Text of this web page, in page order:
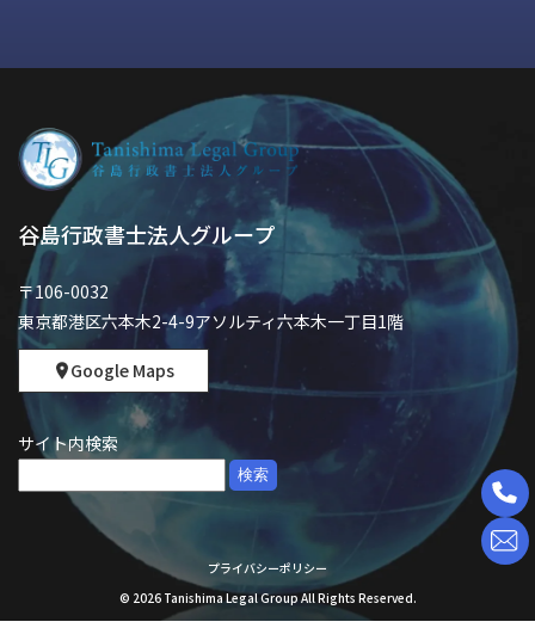
谷島行政書士法人グループ
〒106-0032
東京都港区六本木2-4-9アソルティ六本木一丁目1階
Google Maps
サイト内検索
プライバシーポリシー
© 2026Tanishima Legal Group All Rights Reserved.